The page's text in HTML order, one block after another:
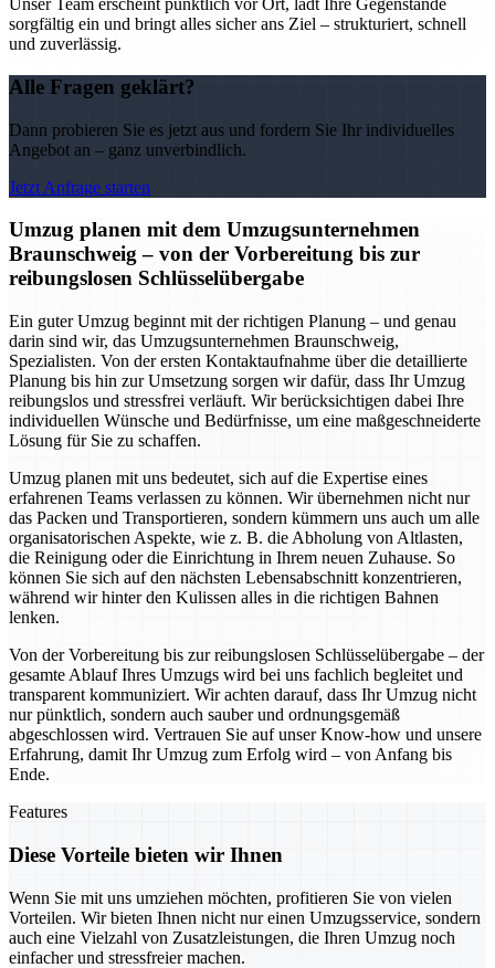
Unser Team erscheint pünktlich vor Ort, lädt Ihre Gegenstände
sorgfältig ein und bringt alles sicher ans Ziel – strukturiert, schnell
und zuverlässig.
Alle Fragen geklärt?
Dann probieren Sie es jetzt aus und fordern Sie Ihr individuelles
Angebot an – ganz unverbindlich.
Jetzt Anfrage starten
Umzug planen mit dem Umzugsunternehmen
Braunschweig – von der Vorbereitung bis zur
reibungslosen Schlüsselübergabe
Ein guter Umzug beginnt mit der richtigen Planung – und genau
darin sind wir, das Umzugsunternehmen Braunschweig,
Spezialisten. Von der ersten Kontaktaufnahme über die detaillierte
Planung bis hin zur Umsetzung sorgen wir dafür, dass Ihr Umzug
reibungslos und stressfrei verläuft. Wir berücksichtigen dabei Ihre
individuellen Wünsche und Bedürfnisse, um eine maßgeschneiderte
Lösung für Sie zu schaffen.
Umzug planen mit uns bedeutet, sich auf die Expertise eines
erfahrenen Teams verlassen zu können. Wir übernehmen nicht nur
das Packen und Transportieren, sondern kümmern uns auch um alle
organisatorischen Aspekte, wie z. B. die Abholung von Altlasten,
die Reinigung oder die Einrichtung in Ihrem neuen Zuhause. So
können Sie sich auf den nächsten Lebensabschnitt konzentrieren,
während wir hinter den Kulissen alles in die richtigen Bahnen
lenken.
Von der Vorbereitung bis zur reibungslosen Schlüsselübergabe – der
gesamte Ablauf Ihres Umzugs wird bei uns fachlich begleitet und
transparent kommuniziert. Wir achten darauf, dass Ihr Umzug nicht
nur pünktlich, sondern auch sauber und ordnungsgemäß
abgeschlossen wird. Vertrauen Sie auf unser Know-how und unsere
Erfahrung, damit Ihr Umzug zum Erfolg wird – von Anfang bis
Ende.
Features
Diese Vorteile bieten wir Ihnen
Wenn Sie mit uns umziehen möchten, profitieren Sie von vielen
Vorteilen. Wir bieten Ihnen nicht nur einen Umzugsservice, sondern
auch eine Vielzahl von Zusatzleistungen, die Ihren Umzug noch
einfacher und stressfreier machen.